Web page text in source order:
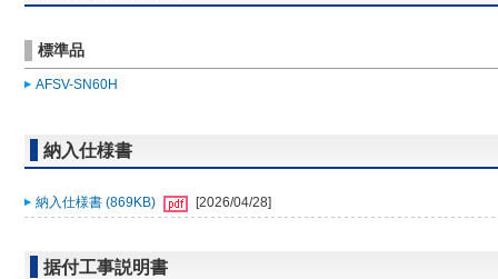
標準品
AFSV-SN60H
納入仕様書
納入仕様書 (869KB) [2026/04/28]
据付工事説明書